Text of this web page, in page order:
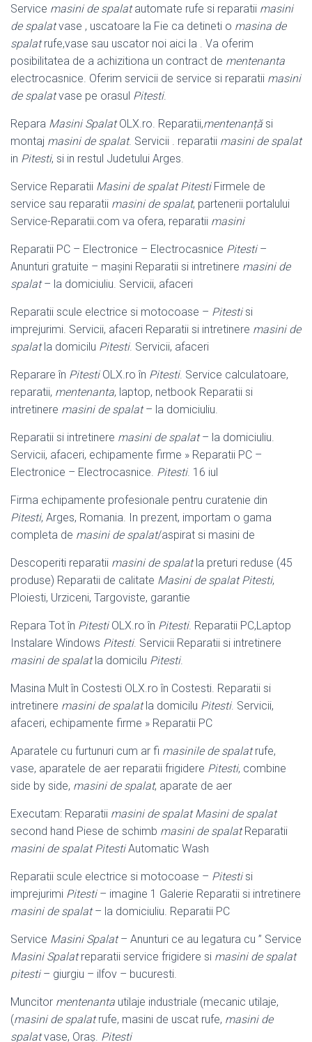
Service masini de spalatautomate rufe si reparatii masini
de spalatvase , uscatoare la Fie ca detineti o masina de
spalatrufe,vase sau uscator noi aici la . Va oferim
posibilitatea de a achizitiona un contract de mentenanta
electrocasnice. Oferim servicii de service si reparatii masini
de spalatvase pe orasul Pitesti.
Repara Masini SpalatOLX.ro. Reparatii,mentenanțăsi
montaj masini de spalat. Servicii . reparatii masini de spalat
in Pitesti, si in restul Judetului Arges.
Service Reparatii Masini de spalat PitestiFirmele de
service sau reparatii masini de spalat, partenerii portalului
Service-Reparatii.com va ofera, reparatii masini
Reparatii PC – Electronice – Electrocasnice Pitesti–
Anunturi gratuite – maşini Reparatii si intretinere masini de
spalat– la domiciuliu. Servicii, afaceri
Reparatii scule electrice si motocoase – Pitestisi
imprejurimi. Servicii, afaceri Reparatii si intretinere masini de
spalatla domicilu Pitesti. Servicii, afaceri
Reparare în PitestiOLX.ro în Pitesti. Service calculatoare,
reparatii, mentenanta, laptop, netbook Reparatii si
intretinere masini de spalat– la domiciuliu.
Reparatii si intretinere masini de spalat– la domiciuliu.
Servicii, afaceri, echipamente firme » Reparatii PC –
Electronice – Electrocasnice. Pitesti. 16 iul
Firma echipamente profesionale pentru curatenie din
Pitesti, Arges, Romania. In prezent, importam o gama
completa de masini de spalat/aspirat si masini de
Descoperiti reparatii masini de spalatla preturi reduse (45
produse) Reparatii de calitate Masini de spalat Pitesti,
Ploiesti, Urziceni, Targoviste, garantie
Repara Tot în PitestiOLX.ro în Pitesti. Reparatii PC,Laptop
Instalare Windows Pitesti. Servicii Reparatii si intretinere
masini de spalatla domicilu Pitesti.
Masina Mult în Costesti OLX.ro în Costesti. Reparatii si
intretinere masini de spalatla domicilu Pitesti. Servicii,
afaceri, echipamente firme » Reparatii PC
Aparatele cu furtunuri cum ar fi masinile de spalatrufe,
vase, aparatele de aer reparatii frigidere Pitesti, combine
side by side, masini de spalat, aparate de aer
Executam: Reparatii masini de spalat Masini de spalat
second hand Piese de schimb masini de spalatReparatii
masini de spalat PitestiAutomatic Wash
Reparatii scule electrice si motocoase – Pitestisi
imprejurimi Pitesti– imagine 1 Galerie Reparatii si intretinere
masini de spalat– la domiciuliu. Reparatii PC
Service Masini Spalat– Anunturi ce au legatura cu ” Service
Masini Spalatreparatii service frigidere si masini de spalat
pitesti– giurgiu – ilfov – bucuresti.
Muncitor mentenanta utilaje industriale (mecanic utilaje,
(masini de spalatrufe, masini de uscat rufe, masini de
spalatvase, Oraș. Pitesti